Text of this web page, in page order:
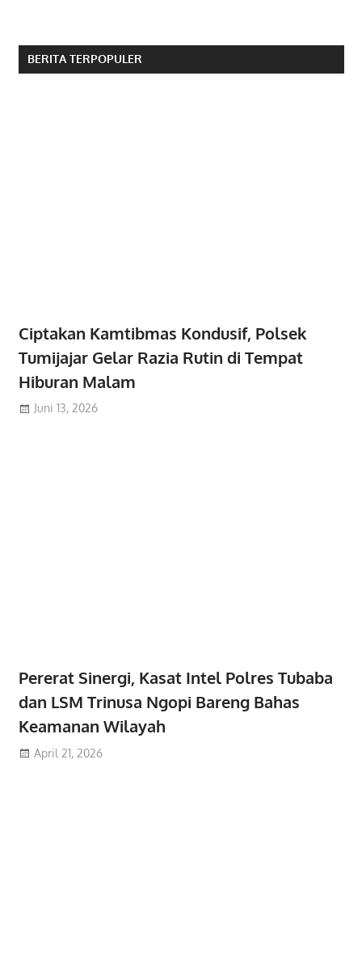
BERITA TERPOPULER
Ciptakan Kamtibmas Kondusif, Polsek
Tumijajar Gelar Razia Rutin di Tempat
Hiburan Malam
Juni 13, 2026
Pererat Sinergi, Kasat Intel Polres Tubaba
dan LSM Trinusa Ngopi Bareng Bahas
Keamanan Wilayah
April 21, 2026